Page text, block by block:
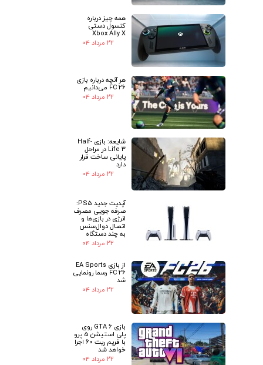
همه چیز درباره
کنسول دستی
Xbox Ally X
۲۲ مرداد ۰۴
هر آنچه درباره بازی
FC 26 می‌دانیم
۲۲ مرداد ۰۴
شایعه: بازی Half-
Life 3 در مراحل
پایانی ساخت قرار
دارد
۲۲ مرداد ۰۴
آپدیت جدید PS5:
صرفه جویی مصرف
انرژی در بازی‌ها و
اتصال دوال‌سنس
به چند دستگاه
۲۲ مرداد ۰۴
از بازی EA Sports
FC 26 رسما رونمایی
شد
۲۲ مرداد ۰۴
بازی GTA 6 روی
پلی استیشن 5 پرو
با فریم ریت 60 اجرا
خواهد شد
۲۲ مرداد ۰۴